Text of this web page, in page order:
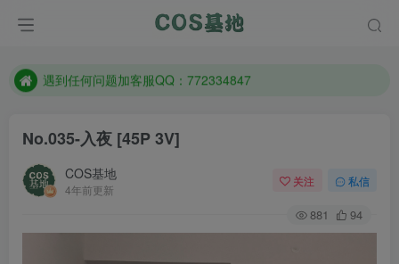
防失联：百度搜索《一七天佳》，实时查看最新站点。
遇到任何问题加客服QQ：772334847
No.035-入夜 [45P 3V]
COS基地
4年前更新
关注 私信
881 94